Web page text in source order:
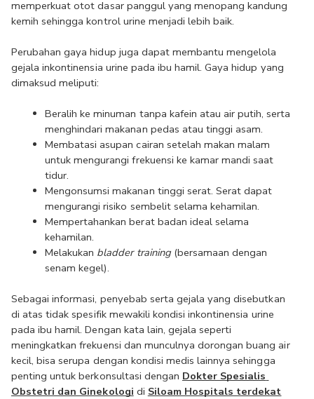
memperkuat otot dasar panggul yang menopang kandung
kemih sehingga kontrol urine menjadi lebih baik.
Perubahan gaya hidup juga dapat membantu mengelola
gejala inkontinensia urine pada ibu hamil. Gaya hidup yang
dimaksud meliputi:
Beralih ke minuman tanpa kafein atau air putih, serta
menghindari makanan pedas atau tinggi asam.
Membatasi asupan cairan setelah makan malam
untuk mengurangi frekuensi ke kamar mandi saat
tidur.
Mengonsumsi makanan tinggi serat. Serat dapat
mengurangi risiko sembelit selama kehamilan.
Mempertahankan berat badan ideal selama
kehamilan.
Melakukan bladder training (bersamaan dengan
senam kegel).
Sebagai informasi, penyebab serta gejala yang disebutkan
di atas tidak spesifik mewakili kondisi inkontinensia urine
pada ibu hamil. Dengan kata lain, gejala seperti
meningkatkan frekuensi dan munculnya dorongan buang air
kecil, bisa serupa dengan kondisi medis lainnya sehingga
penting untuk berkonsultasi dengan Dokter Spesialis
Obstetri dan Ginekologi di Siloam Hospitals terdekat